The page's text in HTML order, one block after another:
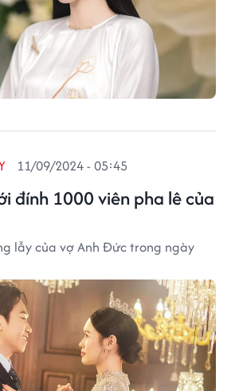
đính 1000 viên pha lê của
11/09/2024 - 05:45
lẫy của vợ Anh Đức trong ngày